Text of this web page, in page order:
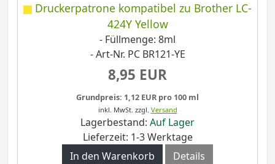
Druckerpatrone kompatibel zu Brother LC-
424Y Yellow
- Füllmenge: 8ml
- Art-Nr. PC BR121-YE
8,95 EUR
Grundpreis: 1,12 EUR pro 100 ml
inkl. MwSt. zzgl. Versand
Lagerbestand: Auf Lager
Lieferzeit: 1-3 Werktage
In den Warenkorb
Details